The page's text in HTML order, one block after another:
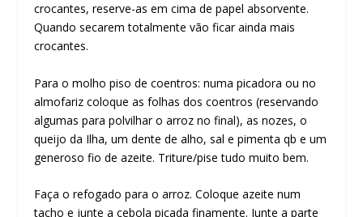
crocantes, reserve-as em cima de papel absorvente.
Quando secarem totalmente vão ficar ainda mais
crocantes.
Para o molho piso de coentros: numa picadora ou no
almofariz coloque as folhas dos coentros (reservando
algumas para polvilhar o arroz no final), as nozes, o
queijo da Ilha, um dente de alho, sal e pimenta qb e um
generoso fio de azeite. Triture/pise tudo muito bem.
Faça o refogado para o arroz. Coloque azeite num
tacho e junte a cebola picada finamente. Junte a parte